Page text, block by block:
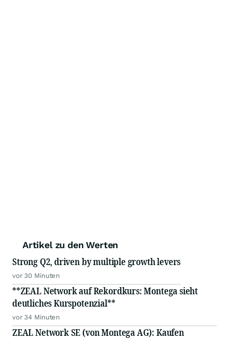
Artikel zu den Werten
Strong Q2, driven by multiple growth levers
vor 30 Minuten
**ZEAL Network auf Rekordkurs: Montega sieht
deutliches Kurspotenzial**
vor 34 Minuten
ZEAL Network SE (von Montega AG): Kaufen